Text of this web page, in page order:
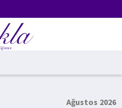
Ağustos 2026